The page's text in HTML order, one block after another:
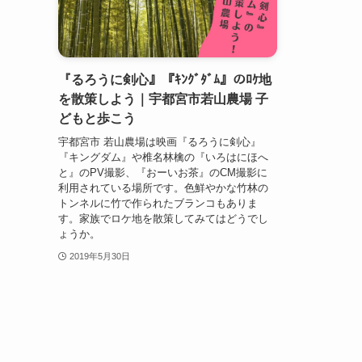
『るろうに剣心』『ｷﾝｸﾞﾀﾞﾑ』のﾛｹ地
を散策しよう｜宇都宮市若山農場 子
どもと歩こう
宇都宮市 若山農場は映画『るろうに剣心』
『キングダム』や椎名林檎の『いろはにほへ
と』のPV撮影、『おーいお茶』のCM撮影に
利用されている場所です。色鮮やかな竹林の
トンネルに竹で作られたブランコもありま
す。家族でロケ地を散策してみてはどうでし
ょうか。
2019年5月30日